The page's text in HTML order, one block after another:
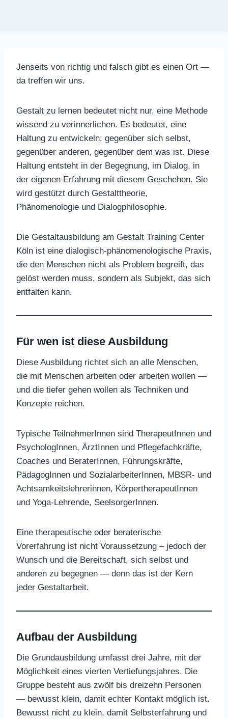
Jenseits von richtig und falsch gibt es einen Ort —
da treffen wir uns.
Gestalt zu lernen bedeutet nicht nur, eine Methode
wissend zu verinnerlichen. Es bedeutet, eine
Haltung zu entwickeln: gegenüber sich selbst,
gegenüber anderen, gegenüber dem was ist. Diese
Haltung entsteht in der Begegnung, im Dialog, in
der eigenen Erfahrung mit diesem Geschehen. Sie
wird gestützt durch Gestalttheorie,
Phänomenologie und Dialogphilosophie.
Die Gestaltausbildung am Gestalt Training Center
Köln ist eine dialogisch-phänomenologische Praxis,
die den Menschen nicht als Problem begreift, das
gelöst werden muss, sondern als Subjekt, das sich
entfalten kann.
Für wen ist diese Ausbildung
Diese Ausbildung richtet sich an alle Menschen,
die mit Menschen arbeiten oder arbeiten wollen —
und die tiefer gehen wollen als Techniken und
Konzepte reichen.
Typische TeilnehmerInnen sind TherapeutInnen und
PsychologInnen, ÄrztInnen und Pflegefachkräfte,
Coaches und BeraterInnen, Führungskräfte,
PädagogInnen und SozialarbeiterInnen, MBSR- und
Achtsamkeitslehrerinnen, KörpertherapeutInnen
und Yoga-Lehrende, SeelsorgerInnen.
Eine therapeutische oder beraterische
Vorerfahrung ist nicht Voraussetzung – jedoch der
Wunsch und die Bereitschaft, sich selbst und
anderen zu begegnen — denn das ist der Kern
jeder Gestaltarbeit.
Aufbau der Ausbildung
Die Grundausbildung umfasst drei Jahre, mit der
Möglichkeit eines vierten Vertiefungsjahres. Die
Gruppe besteht aus zwölf bis dreizehn Personen
— bewusst klein, damit echter Kontakt möglich ist.
Bewusst nicht zu klein, damit Selbsterfahrung und